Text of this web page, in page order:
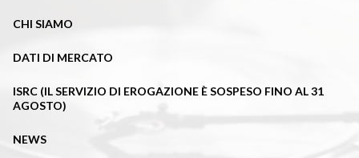
CHI SIAMO
DATI DI MERCATO
ISRC (IL SERVIZIO DI EROGAZIONE È SOSPESO FINO AL 31
AGOSTO)
NEWS